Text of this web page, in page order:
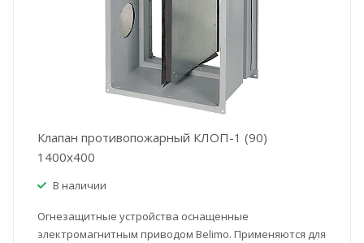
Клапан противопожарный КЛОП-1 (90)
1400x400
В наличии
Огнезащитные устройства оснащенные
электромагнитным приводом Belimo. Применяются для